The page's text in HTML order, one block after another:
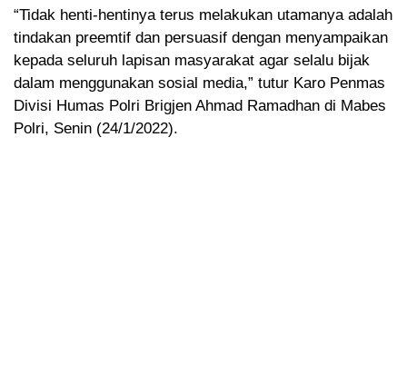
“Tidak henti-hentinya terus melakukan utamanya adalah
tindakan preemtif dan persuasif dengan menyampaikan
kepada seluruh lapisan masyarakat agar selalu bijak
dalam menggunakan sosial media,” tutur Karo Penmas
Divisi Humas Polri Brigjen Ahmad Ramadhan di Mabes
Polri, Senin (24/1/2022).